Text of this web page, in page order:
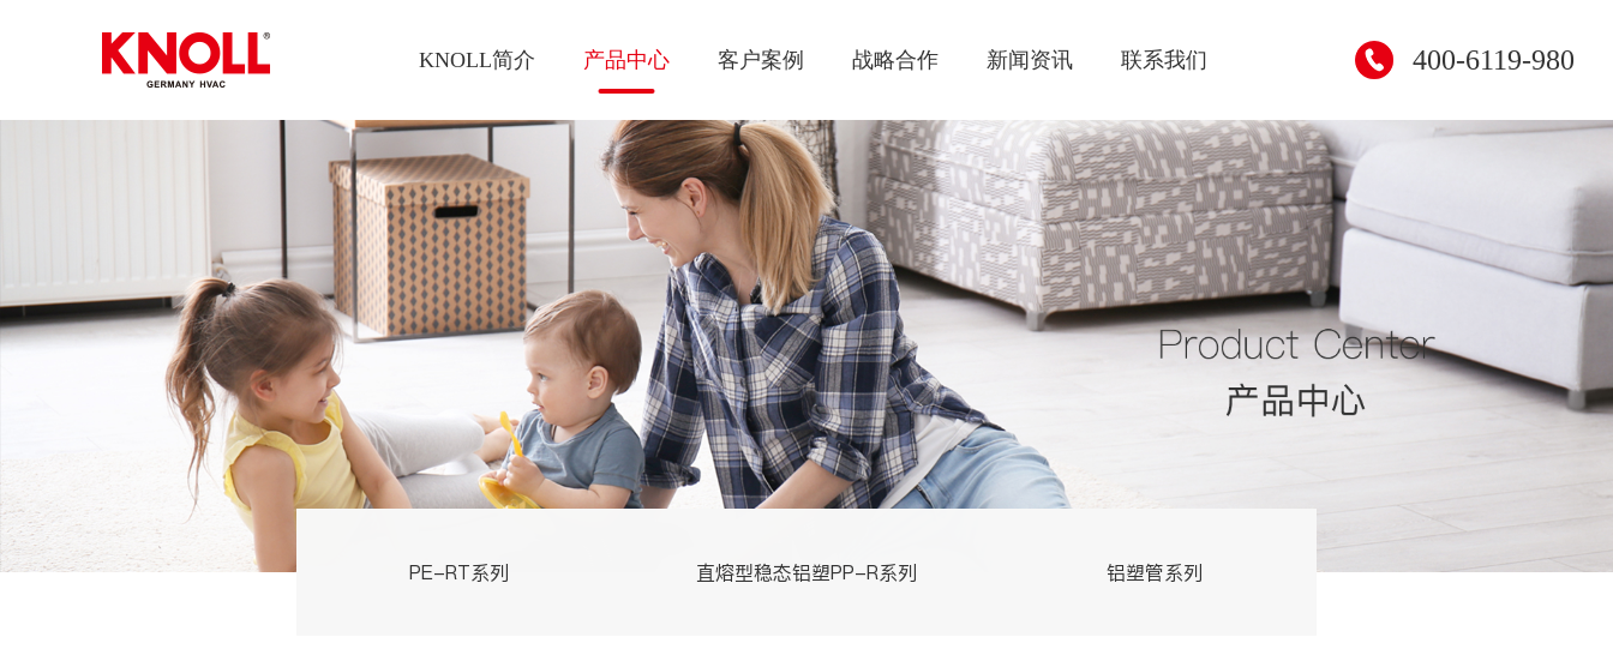
KNOLL简介 产品中心 客户案例 战略合作 新闻资讯 联系我们 400-6119-980
PE-RT系列 直熔型稳态铝塑PP-R系列 铝塑管系列 交联管系列